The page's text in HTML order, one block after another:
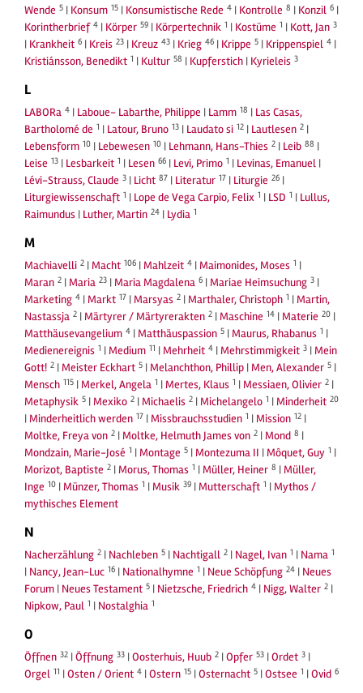
Wende 5 | Konsum 15 | Konsumistische Rede 4 | Kontrolle 8 | Konzil 6 |
Korintherbrief 4 | Körper 59 | Körpertechnik 1 | Kostüme 1 | Kott, Jan 3
| Krankheit 6 | Kreis 23 | Kreuz 43 | Krieg 46 | Krippe 5 | Krippenspiel 4 |
Kristiánsson, Benedikt 1 | Kultur 58 | Kupferstich | Kyrieleis 3
L
LABORa 4 | Laboue- Labarthe, Philippe | Lamm 18 | Las Casas,
Bartholomé de 1 | Latour, Bruno 13 | Laudato si 12 | Lautlesen 2 |
Lebensform 10 | Lebewesen 10 | Lehmann, Hans-Thies 2 | Leib 88 |
Leise 13 | Lesbarkeit 1 | Lesen 66 | Levi, Primo 1 | Levinas, Emanuel |
Lévi-Strauss, Claude 3 | Licht 87 | Literatur 17 | Liturgie 26 |
Liturgiewissenschaft 1 | Lope de Vega Carpio, Felix 1 | LSD 1 | Lullus,
Raimundus | Luther, Martin 24 | Lydia 1
M
Machiavelli 2 | Macht 106 | Mahlzeit 4 | Maimonides, Moses 1 |
Maran 2 | Maria 23 | Maria Magdalena 6 | Mariae Heimsuchung 3 |
Marketing 4 | Markt 17 | Marsyas 2 | Marthaler, Christoph 1 | Martin,
Nastassja 2 | Märtyrer / Märtyrerakten 2 | Maschine 14 | Materie 20 |
Matthäusevangelium 4 | Matthäuspassion 5 | Maurus, Rhabanus 1 |
Medienereignis 1 | Medium 11 | Mehrheit 4 | Mehrstimmigkeit 3 | Mein
Gott! 2 | Meister Eckhart 5 | Melanchthon, Phillip | Men, Alexander 5 |
Mensch 115 | Merkel, Angela 1 | Mertes, Klaus 1 | Messiaen, Olivier 2 |
Metaphysik 5 | Mexiko 2 | Michaelis 2 | Michelangelo 1 | Minderheit 20
| Minderheitlich werden 17 | Missbrauchsstudien 1 | Mission 12 |
Moltke, Freya von 2 | Moltke, Helmuth James von 2 | Mond 8 |
Mondzain, Marie-José 1 | Montage 5 | Montezuma II | Môquet, Guy 1 |
Morizot, Baptiste 2 | Morus, Thomas 1 | Müller, Heiner 8 | Müller,
Inge 10 | Münzer, Thomas 1 | Musik 39 | Mutterschaft 1 | Mythos /
mythisches Element
N
Nacherzählung 2 | Nachleben 5 | Nachtigall 2 | Nagel, Ivan 1 | Nama 1
| Nancy, Jean-Luc 16 | Nationalhymne 1 | Neue Schöpfung 24 | Neues
Forum | Neues Testament 5 | Nietzsche, Friedrich 4 | Nigg, Walter 2 |
Nipkow, Paul 1 | Nostalghia 1
O
Öffnen 32 |Öffnung 33 |Oosterhuis, Huub 2 |Opfer 53 |Ordet 3 |
Orgel 11 |Osten / Orient 4 |Ostern 15 |Osternacht 5 |Ostsee 1 |Ovid 6